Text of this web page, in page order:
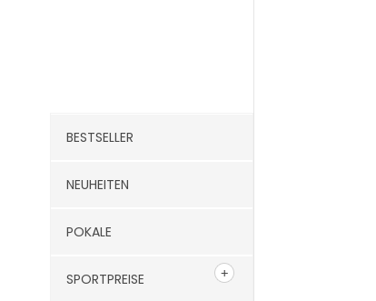
BESTSELLER
NEUHEITEN
POKALE
SPORTPREISE